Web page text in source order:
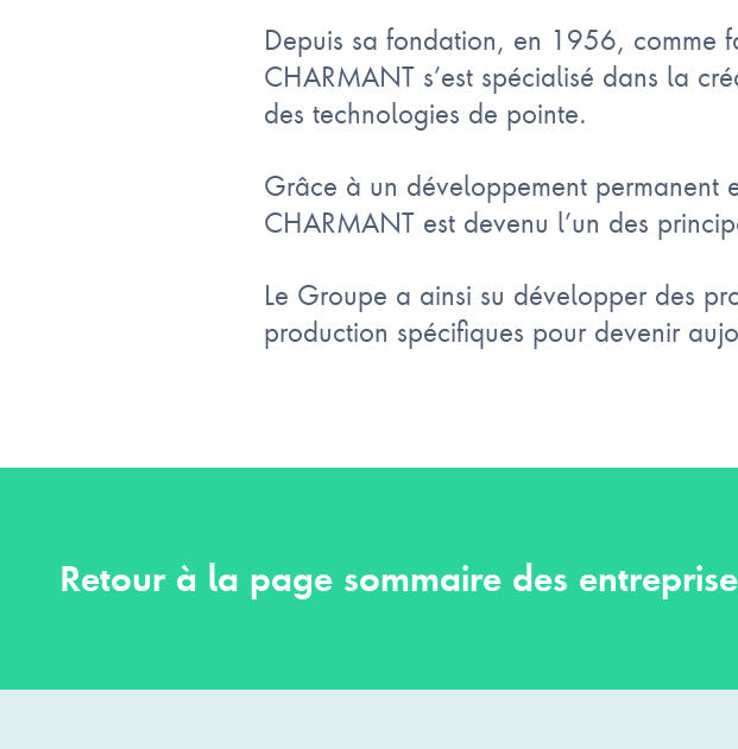
Depuis sa fondation, en 1956, comme
CHARMANT s’est spécialisé dans la
des technologies de pointe.
Grâce à un développement permanent
CHARMANT est devenu l’un des
Le Groupe a ainsi su développer des
production spécifiques pour devenir
Retour à la page sommaire des